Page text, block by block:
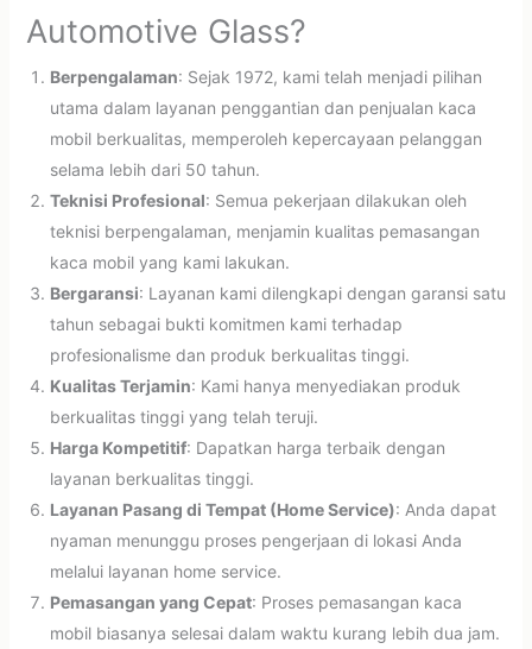
Automotive Glass?
Berpengalaman: Sejak 1972, kami telah menjadi pilihan
utama dalam layanan penggantian dan penjualan kaca
mobil berkualitas, memperoleh kepercayaan pelanggan
selama lebih dari 50 tahun.
Teknisi Profesional: Semua pekerjaan dilakukan oleh
teknisi berpengalaman, menjamin kualitas pemasangan
kaca mobil yang kami lakukan.
Bergaransi: Layanan kami dilengkapi dengan garansi satu
tahun sebagai bukti komitmen kami terhadap
profesionalisme dan produk berkualitas tinggi.
Kualitas Terjamin: Kami hanya menyediakan produk
berkualitas tinggi yang telah teruji.
Harga Kompetitif: Dapatkan harga terbaik dengan
layanan berkualitas tinggi.
Layanan Pasang di Tempat (Home Service): Anda dapat
nyaman menunggu proses pengerjaan di lokasi Anda
melalui layanan home service.
Pemasangan yang Cepat: Proses pemasangan kaca
mobil biasanya selesai dalam waktu kurang lebih dua jam.